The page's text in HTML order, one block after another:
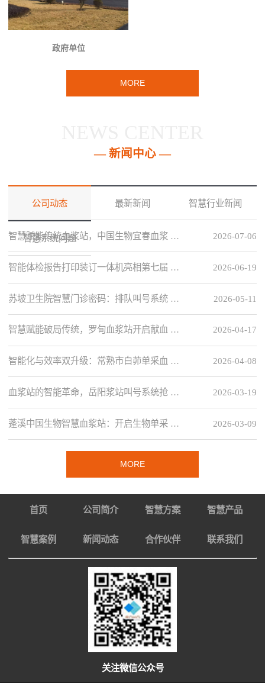
政府单位
MORE
— 新闻中心 —
公司动态 最新新闻 智慧行业新闻
智慧系统问题 2026-07-06
智慧赋能传统血浆站，中国生物宜春血浆 …
2026-06-19
智能体检报告打印装订一体机亮相第七届 …
2026-05-11
苏坡卫生院智慧门诊密码：排队叫号系统 …
2026-04-17
智慧赋能破局传统，罗甸血浆站开启献血 …
2026-04-08
智能化与效率双升级：常熟市白茆单采血 …
2026-03-19
血浆站的智能革命，岳阳浆站叫号系统抢 …
2026-03-09
蓬溪中国生物智慧血浆站：开启生物单采 …
MORE
首页 公司简介 智慧方案 智慧产品
智慧案例 新闻动态 合作伙伴 联系我们
关注微信公众号